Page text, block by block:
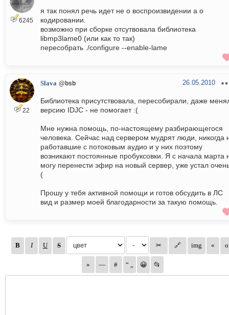
6245
я так понял речь идет не о воспроизвидении а о
кодировании.
возможно при сборке отсутвовала библиотека
libmp3lame0 (или как то так)
пересобрать ./configure --enable-lame
22
Slava @bsb 26.05.2010
Библиотека присутствовала, пересобирали, даже
версию IDJC - не помогает :(
Мне нужна помощь, по-настоящему разбирающегося
человека. Сейчас над сервером мудрят люди, никогда
работавшие с потоковым аудио и у них поэтому
возникают постоянные пробуксовки. Я с начала марта
могу перенести эфир на новый сервер, уже устал
(
Прошу у тебя активной помощи и готов обсудить в ЛС
вид и размер моей благодарности за такую помощь.